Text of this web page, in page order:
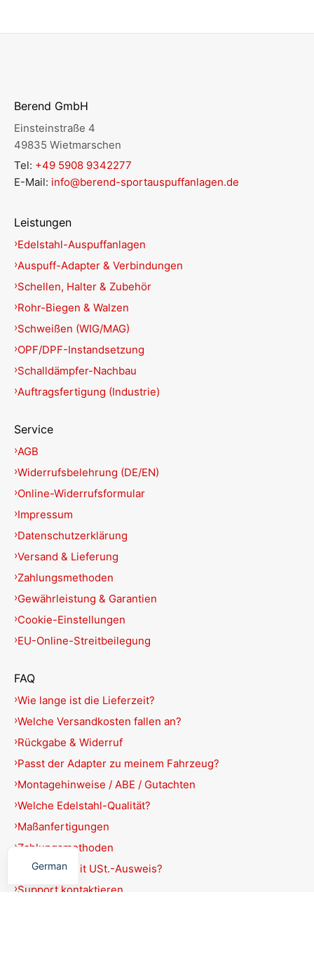
Berend GmbH
Einsteinstraße 4
49835 Wietmarschen
Tel: +49 5908 9342277
E-Mail: info@berend-sportauspuffanlagen.de
Leistungen
Edelstahl-Auspuffanlagen
Auspuff-Adapter & Verbindungen
Schellen, Halter & Zubehör
Rohr-Biegen & Walzen
Schweißen (WIG/MAG)
OPF/DPF-Instandsetzung
Schalldämpfer-Nachbau
Auftragsfertigung (Industrie)
Service
AGB
Widerrufsbelehrung (DE/EN)
Online-Widerrufsformular
Impressum
Datenschutzerklärung
Versand & Lieferung
Zahlungsmethoden
Gewährleistung & Garantien
Cookie-Einstellungen
EU-Online-Streitbeilegung
FAQ
Wie lange ist die Lieferzeit?
Welche Versandkosten fallen an?
Rückgabe & Widerruf
Passt der Adapter zu meinem Fahrzeug?
Montagehinweise / ABE / Gutachten
Welche Edelstahl-Qualität?
Maßanfertigungen
Zahlungsmethoden
Rechnung mit USt.-Ausweis?
Support kontaktieren
German
English